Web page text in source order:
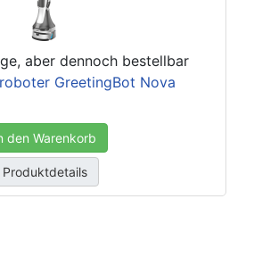
aber dennoch bestellbar
GreetingBot Nova
den Warenkorb
Produktdetails